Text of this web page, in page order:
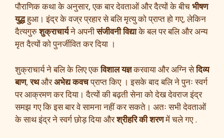
पौराणिक कथा के अनुसार, एक बार देवताओं और दैत्यों के बीचभीषण
युद्धहुआ। इंद्र के वज्र प्रहार से बलि मृत्यु को प्राप्त हो गए, लेकिन
दैत्यगुरुशुक्राचार्यने अपनीसंजीवनी विद्याके बल पर बलि और अन्य
मृत दैत्यों को पुनर्जीवित कर दिया ।
शुक्राचार्य ने बलि के लिए एकविशाल यज्ञकरवाया और अग्नि सेदिव्य
बाण,रथऔरअभेद्य कवचप्राप्त किए । इसके बाद बलि ने पुनः स्वर्ग
पर आक्रमण कर दिया। दैत्यों की बढ़ती सेना को देख देवराज इंद्र
समझ गए कि इस बार वे सामना नहीं कर सकते। अतः सभी देवताओं
के साथ इंद्र ने स्वर्ग छोड़ दिया औरश्रीहरि की शरणमें चले गए .